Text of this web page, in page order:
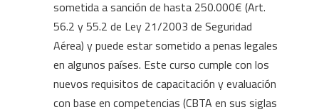
sometida a sanción de hasta 250.000€ (Art.
56.2 y 55.2 de Ley 21/2003 de Seguridad
Aérea) y puede estar sometido a penas legales
en algunos países. Este curso cumple con los
nuevos requisitos de capacitación y evaluación
con base en competencias (CBTA en sus siglas